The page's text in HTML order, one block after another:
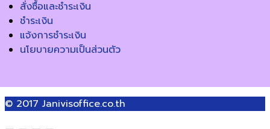
สั่งซื้อและชำระเงิน
ชำระเงิน
แจ้งการชำระเงิน
นโยบายความเป็นส่วนตัว
© 2017 Janivisoffice.co.th